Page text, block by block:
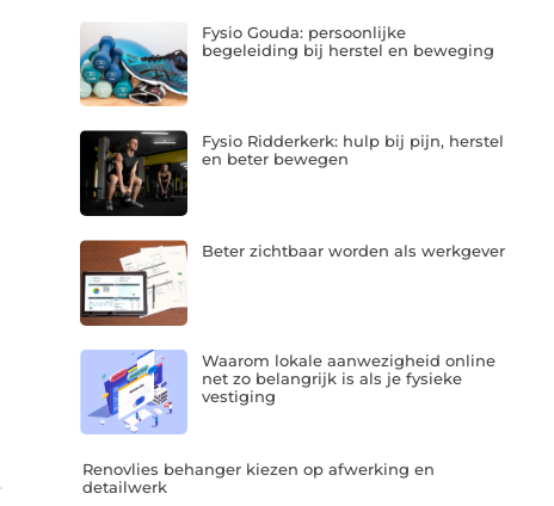
Fysio Gouda: persoonlijke
begeleiding bij herstel en beweging
Fysio Ridderkerk: hulp bij pijn, herstel
en beter bewegen
Beter zichtbaar worden als werkgever
Waarom lokale aanwezigheid online
net zo belangrijk is als je fysieke
vestiging
Renovlies behanger kiezen op afwerking en
detailwerk